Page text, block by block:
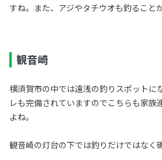
すね。また、アジやタチウオも釣ること
観音崎
横須賀市の中では遠浅の釣りスポットに
レも完備されていますのでこちらも家族
よね。
観音崎の灯台の下では釣りだけではなく